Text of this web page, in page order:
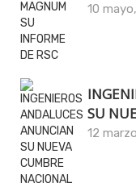
10
SU
12